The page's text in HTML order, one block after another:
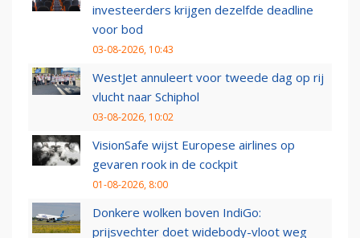
investeerders krijgen dezelfde deadline
voor bod
03-08-2026, 10:43
WestJet annuleert voor tweede dag op rij
vlucht naar Schiphol
03-08-2026, 10:02
VisionSafe wijst Europese airlines op
gevaren rook in de cockpit
01-08-2026, 8:00
Donkere wolken boven IndiGo:
prijsvechter doet widebody-vloot weg